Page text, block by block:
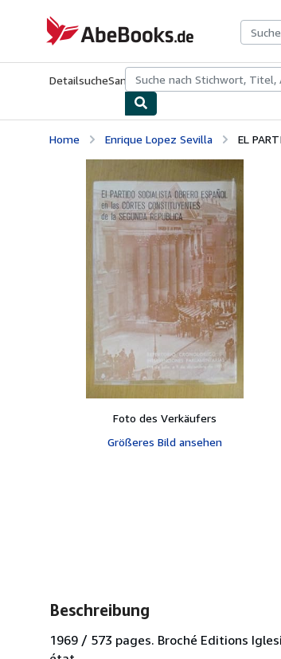
AbeBooks.de
DetailsucheSammlungenAntiquarische Bücher
Home Enrique Lopez Sevilla EL
Foto des Verkäufers
Größeres Bild ansehen
Beschreibung
1969 / 573 pages. Broché Editions